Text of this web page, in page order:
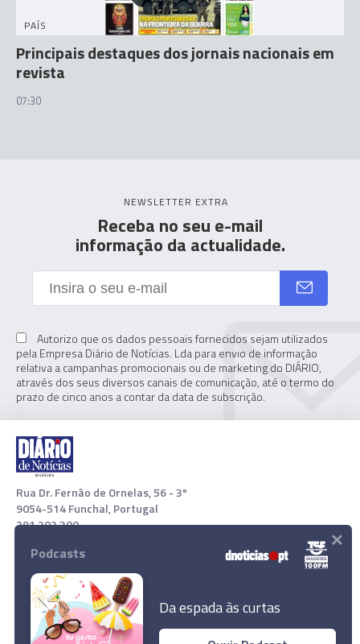
PAÍS
Principais destaques dos jornais nacionais em
revista
07:30
NEWSLETTER EXTRA
Receba no seu e-mail
informação da actualidade.
Autorizo que os dados pessoais fornecidos sejam utilizados
pela Empresa Diário de Notícias. Lda para envio de informação
relativa a campanhas promocionais ou de marketing do DIÁRIO,
através dos seus diversos canais de comunicação, até o termo do
prazo de cinco anos a contar da data de subscrição.
Rua Dr. Fernão de Ornelas, 56 - 3º
9054-514 Funchal, Portugal
291 202 300
Download App
Podcasts
Da espada às curtas
×